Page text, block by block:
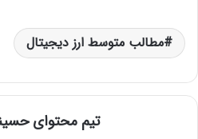
مطالب متوسط ارز دیجیتال
تیم محتوای